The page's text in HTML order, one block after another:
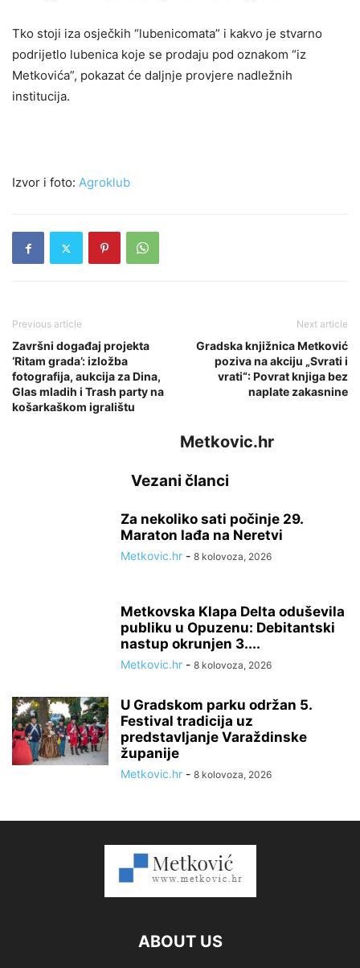
Tko stoji iza osječkih “lubenicomata” i kakvo je stvarno
podrijetlo lubenica koje se prodaju pod oznakom “iz
Metkovića”, pokazat će daljnje provjere nadležnih
institucija.
Izvor i foto: Agroklub
Previous article
Završni događaj projekta
‘Ritam grada’: izložba
fotografija, aukcija za Dina,
Glas mladih i Trash party na
košarkaškom igralištu
Next article
Gradska knjižnica Metković
poziva na akciju „Svrati i
vrati“: Povrat knjiga bez
naplate zakasnine
Metkovic.hr
Vezani članci
Za nekoliko sati počinje 29.
Maraton lađa na Neretvi
Metkovic.hr - 8 kolovoza, 2026
Metkovska Klapa Delta oduševila
publiku u Opuzenu: Debitantski
nastup okrunjen 3....
Metkovic.hr - 8 kolovoza, 2026
U Gradskom parku održan 5.
Festival tradicija uz
predstavljanje Varaždinske
županije
Metkovic.hr - 8 kolovoza, 2026
ABOUT US